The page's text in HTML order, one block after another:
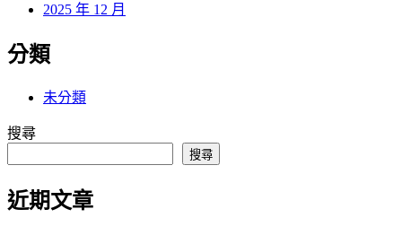
2025 年 12 月
分類
未分類
搜尋
搜尋
近期文章